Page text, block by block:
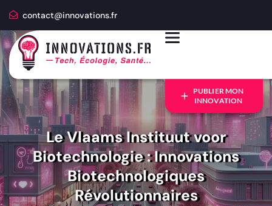
contact@innovations.fr
PUBLIER MON
INNOVATION
Le Vlaams Instituut voor
Biotechnologie : Innovations
Biotechnologiques
Révolutionnaires